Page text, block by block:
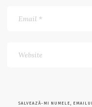
SALVEAZĂ-MI NUMELE,